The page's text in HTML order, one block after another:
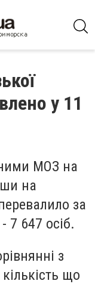
у 11
МОЗ на
на
за
7 647 осіб.
з
що